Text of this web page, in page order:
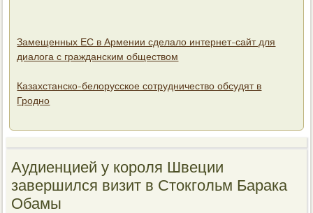
Замещенных ЕС в Армении сделало интернет-сайт для
диалога с гражданским обществом
Казахстанско-белорусское сотрудничество обсудят в
Гродно
Аудиенцией у короля Швеции
завершился визит в Стокгольм Барака
Обамы